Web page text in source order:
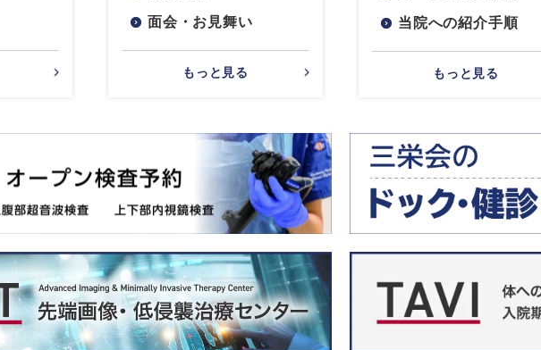
面会・お見舞い
もっと見る
当院への紹介手順
もっと見る